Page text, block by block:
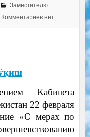
Заместителю
Комментариев нет
Кабинета
22 февраля
«О мерах по